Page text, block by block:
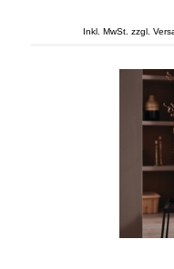
Inkl. MwSt. zzgl.